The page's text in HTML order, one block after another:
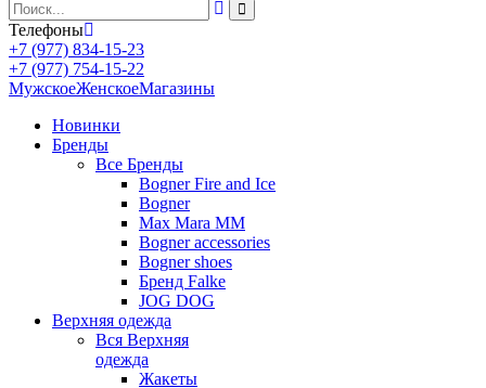
Телефоны
+7 (977) 834-15-23
+7 (977) 754-15-22
МужскоеЖенскоеМагазины
Новинки
Бренды
Все Бренды
Bogner Fire and Ice
Bogner
Max Mara MM
Bogner accessories
Bogner shoes
Бренд Falke
JOG DOG
Верхняя одежда
Вся Верхняя
одежда
Жакеты